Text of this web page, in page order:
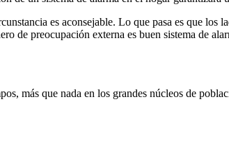
es aconsejable. Lo que pasa es que los
de preocupación externa es buen sistema de
más que nada en los grandes núcleos de